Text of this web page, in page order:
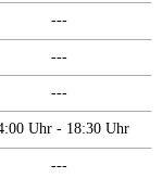
---
---
---
Uhr - 18:30 Uhr
---